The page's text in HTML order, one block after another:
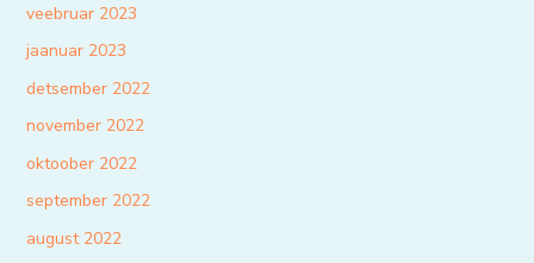
veebruar 2023
jaanuar 2023
detsember 2022
november 2022
oktoober 2022
september 2022
august 2022